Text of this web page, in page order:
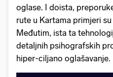
oglase. I doista,
rute u Kartama primjeri
Međutim, ista ta
detaljnih psihografskih
hiper-ciljano oglašavanje.